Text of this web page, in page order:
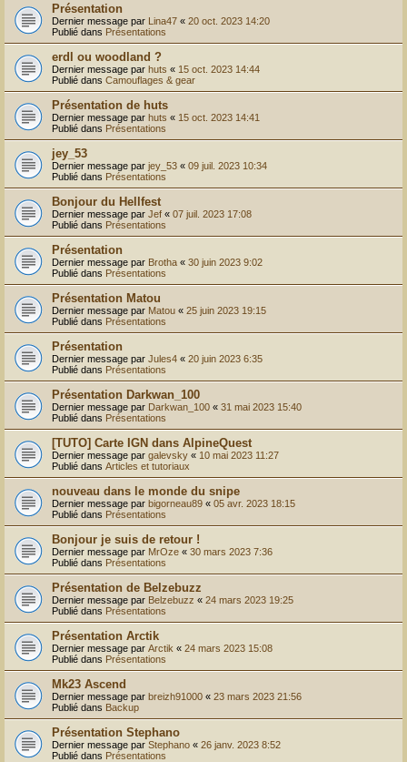
Présentation
Dernier message par Lina47 « 20 oct. 2023 14:20
Publié dans Présentations
erdl ou woodland ?
Dernier message par huts « 15 oct. 2023 14:44
Publié dans Camouflages & gear
Présentation de huts
Dernier message par huts « 15 oct. 2023 14:41
Publié dans Présentations
jey_53
Dernier message par jey_53 « 09 juil. 2023 10:34
Publié dans Présentations
Bonjour du Hellfest
Dernier message par Jef « 07 juil. 2023 17:08
Publié dans Présentations
Présentation
Dernier message par Brotha « 30 juin 2023 9:02
Publié dans Présentations
Présentation Matou
Dernier message par Matou « 25 juin 2023 19:15
Publié dans Présentations
Présentation
Dernier message par Jules4 « 20 juin 2023 6:35
Publié dans Présentations
Présentation Darkwan_100
Dernier message par Darkwan_100 « 31 mai 2023 15:40
Publié dans Présentations
[TUTO] Carte IGN dans AlpineQuest
Dernier message par galevsky « 10 mai 2023 11:27
Publié dans Articles et tutoriaux
nouveau dans le monde du snipe
Dernier message par bigorneau89 « 05 avr. 2023 18:15
Publié dans Présentations
Bonjour je suis de retour !
Dernier message par MrOze « 30 mars 2023 7:36
Publié dans Présentations
Présentation de Belzebuzz
Dernier message par Belzebuzz « 24 mars 2023 19:25
Publié dans Présentations
Présentation Arctik
Dernier message par Arctik « 24 mars 2023 15:08
Publié dans Présentations
Mk23 Ascend
Dernier message par breizh91000 « 23 mars 2023 21:56
Publié dans Backup
Présentation Stephano
Dernier message par Stephano « 26 janv. 2023 8:52
Publié dans Présentations